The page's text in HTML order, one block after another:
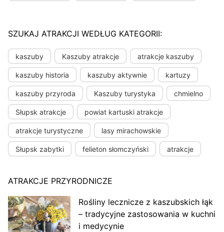
SZUKAJ ATRAKCJI WEDŁUG KATEGORII:
kaszuby Kaszuby atrakcje atrakcje kaszuby
kaszuby historia kaszuby aktywnie kartuzy
kaszuby przyroda Kaszuby turystyka chmielno
Słupsk atrakcje powiat kartuski atrakcje
atrakcje turystyczne lasy mirachowskie
Słupsk zabytki felieton słomczyński atrakcje
ATRAKCJE PRZYRODNICZE
Rośliny lecznicze z kaszubskich łąk
– tradycyjne zastosowania w kuchni
i medycynie